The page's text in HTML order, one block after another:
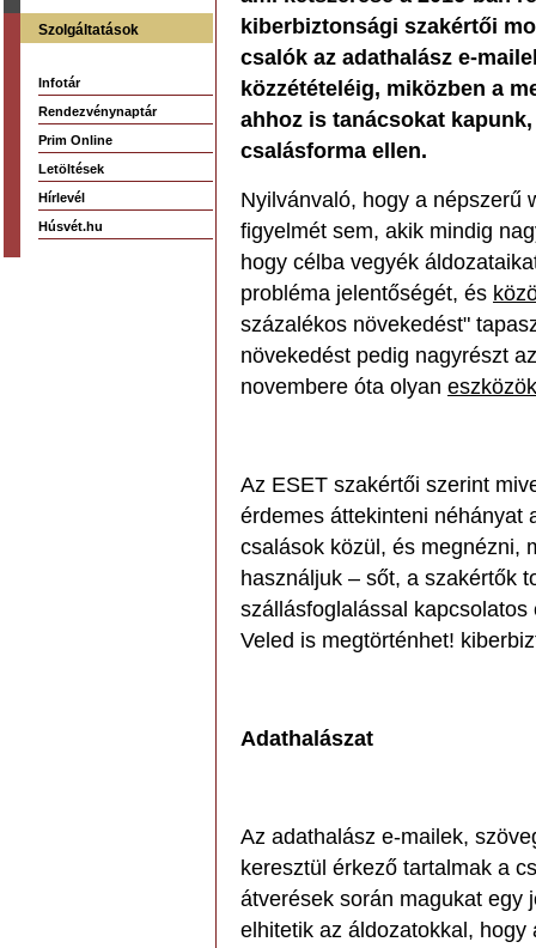
Szolgáltatások
Infotár
Rendezvénynaptár
Prim Online
Letöltések
Hírlevél
Húsvét.hu
kiberbiztonsági szakértői
csalók az adathalász e-
közzétételéig, miközben a
ahhoz is tanácsokat
csalásforma ellen.
Nyilvánvaló, hogy a népszerű
figyelmét sem, akik mindig
hogy célba vegyék
probléma jelentőségét, és
százalékos növekedést"
növekedést pedig nagyrészt
novembere óta olyan
Az ESET szakértői szerint
érdemes áttekinteni néhányat
csalások közül, és megnézni,
használjuk – sőt, a szakértők
szállásfoglalással
Veled is megtörténhet!
Adathalászat
Az adathalász e-mailek,
keresztül érkező tartalmak a
átverések során magukat egy
elhitetik az áldozatokkal,